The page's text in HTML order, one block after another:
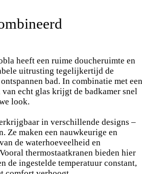
heeft een ruime doucheruimte en
uitrusting tegelijkertijd de
bad. In combinatie met een
echt glas krijgt de badkamer snel
look.
in verschillende designs –
Ze maken een nauwkeurige en
de waterhoeveelheid en
thermostaatkranen bieden hier
de ingestelde temperatuur constant,